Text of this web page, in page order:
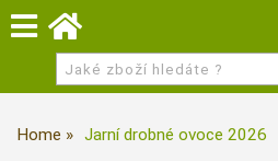
Home Jarní drobné ovoce 2026